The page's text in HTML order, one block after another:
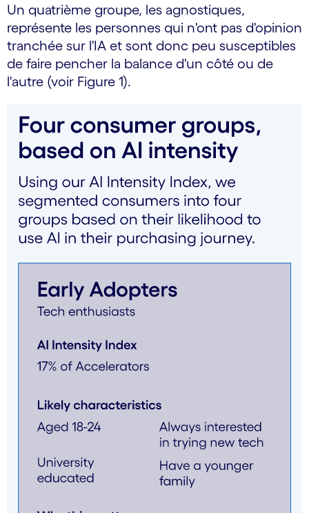
Un quatrième groupe, les agnostiques,
représente les personnes qui n'ont pas d'opinion
tranchée sur l'IA et sont donc peu susceptibles
de faire pencher la balance d'un côté ou de
l'autre (voir Figure 1).